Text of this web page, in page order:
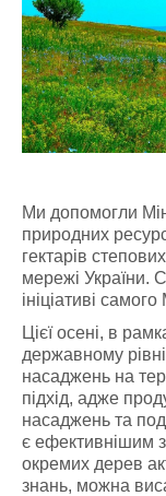
Ми допомогли
природних
гектарів
мережі України.
ініціативі
Цієї осені, в
державному
насаджень на
підхід, адже
насаджень та
є ефективнішим
окремих дерев
знань, можна